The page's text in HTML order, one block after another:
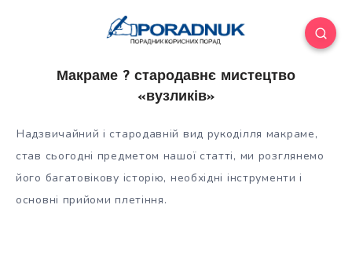
Макраме ? стародавнє мистецтво
«вузликів»
Надзвичайний і стародавній вид рукоділля макраме,
став сьогодні предметом нашої статті, ми розглянемо
його багатовікову історію, необхідні інструменти і
основні прийоми плетіння.